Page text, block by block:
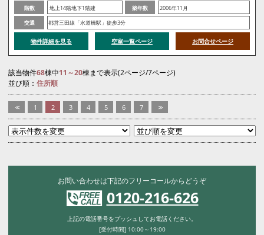
階数
地上14階地下1階建 築年数
2006年11月
交通
都営三田線「水道橋駅」徒歩3分
物件詳細を見る 空室一覧ページ お問合せページ
該当物件68棟中11～20棟まで表示(2ページ/7ページ)
並び順： 住所順
<< 1 2 3 4 5 6 7 >>
お問い合わせは下記のフリーコールからどうぞ
0120-216-626
上記の電話番号をプッシュしてお電話ください。
[受付時間] 10:00～19:00